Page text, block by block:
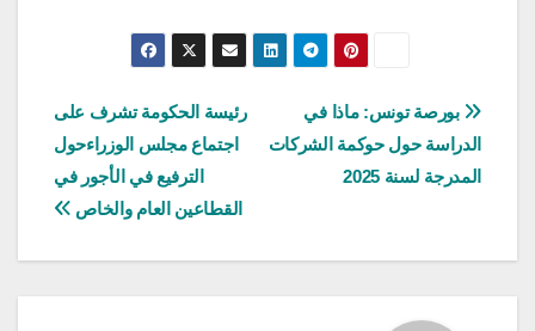
تصفّح
المقالات
رئيسة الحكومة تشرف على
اجتماع مجلس الوزراءحول
الترفيع في الأجور في
القطاعين العام والخاص
بورصة تونس: ماذا في
الدراسة حول حوكمة الشركات
المدرجة لسنة 2025